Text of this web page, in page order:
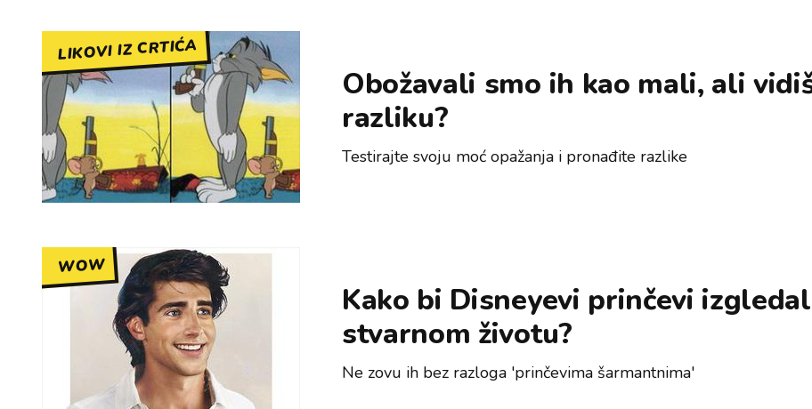
LIKOVI IZ CRTIĆA
Obožavali smo ih kao mali, ali
razliku?
Testirajte svoju moć opažanja i pronađite razlike
WOW
Kako bi Disneyevi prinčevi
stvarnom životu?
Ne zovu ih bez razloga 'prinčevima šarmantnima'